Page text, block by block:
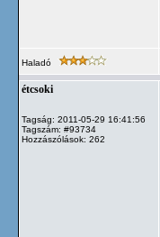
Haladó
étcsoki
Tagság: 2011-05-29 16:41:56
Tagszám: #93734
Hozzászólások: 262